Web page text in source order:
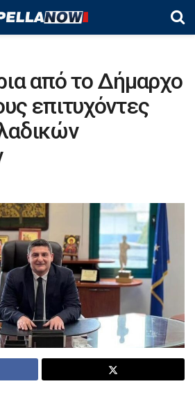
από το Δήμαρχο
επιτυχόντες